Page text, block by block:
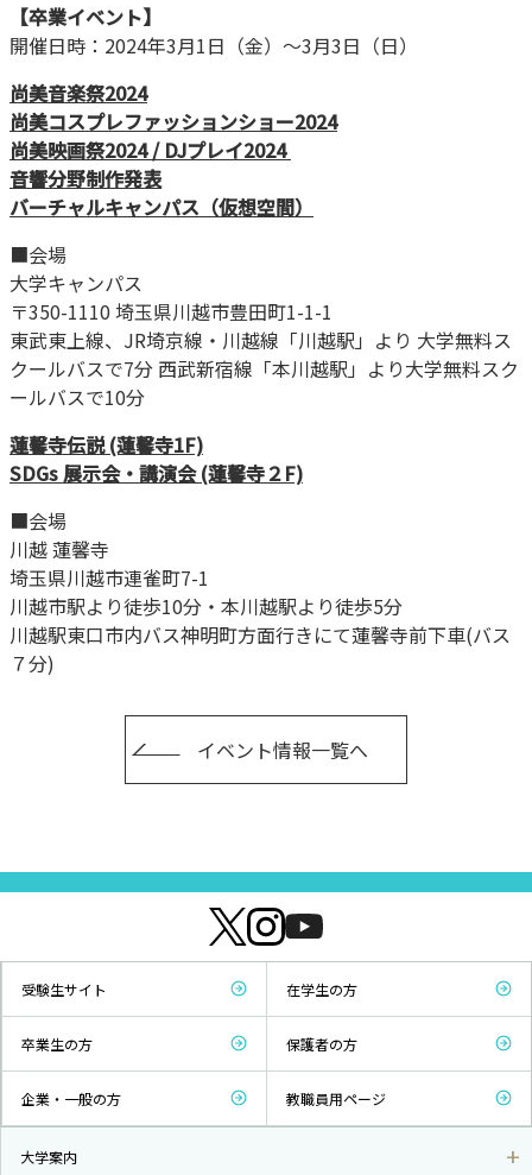
【卒業イベント】
開催日時：2024年3月1日（金）〜3月3日（日）
尚美音楽祭2024
尚美コスプレファッションショー2024
尚美映画祭2024 / DJプレイ2024
音響分野制作発表
バーチャルキャンパス（仮想空間）
■会場
大学キャンパス
〒350-1110 埼玉県川越市豊田町1-1-1
東武東上線、JR埼京線・川越線「川越駅」より 大学無料ス
クールバスで7分 西武新宿線「本川越駅」より大学無料スク
ールバスで10分
蓮馨寺伝説 (蓮馨寺1F)
SDGs 展示会・講演会 (蓮馨寺２F)
■会場
川越 蓮馨寺
埼玉県川越市連雀町7-1
川越市駅より徒歩10分・本川越駅より徒歩5分
川越駅東口市内バス神明町方面行きにて蓮馨寺前下車(バス
７分)
イベント情報一覧へ
受験生サイト 在学生の方
卒業生の方 保護者の方
企業・一般の方 教職員用ページ
大学案内